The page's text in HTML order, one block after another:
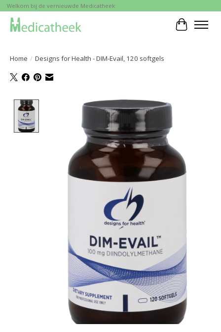
Welkom bij de vernieuwde Medicatheek
Home / Designs for Health - DIM-Evail, 120 softgels
Product image slideshow Items